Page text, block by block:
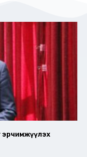
эрчимжүүлэх